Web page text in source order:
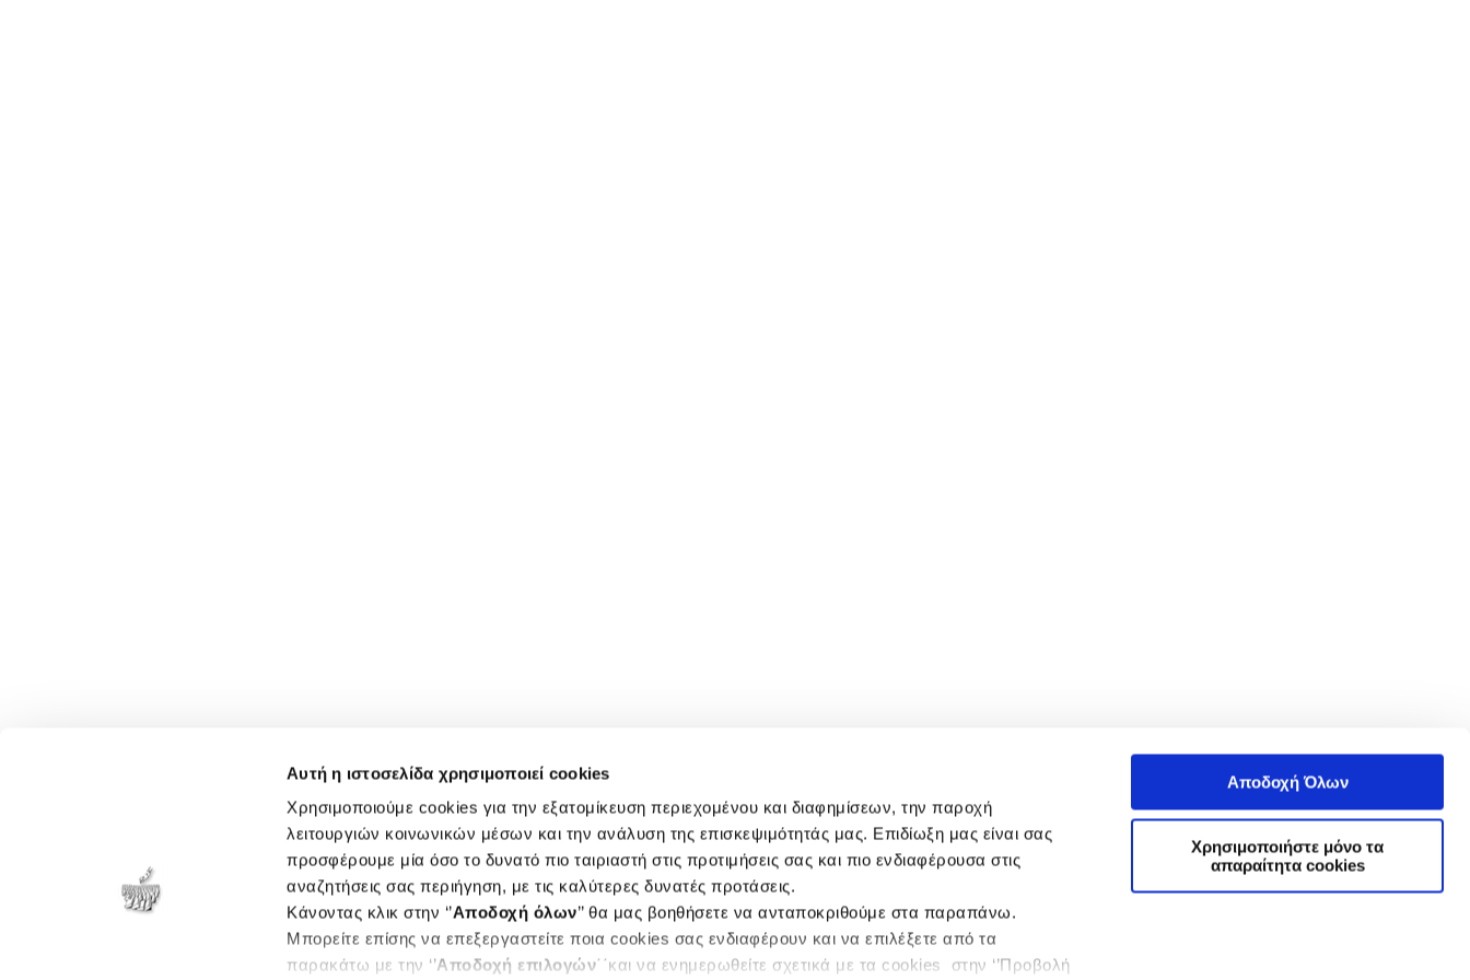
Αυτή η ιστοσελίδα χρησιμοποιεί cookies
Χρησιμοποιούμε cookies για την εξατομίκευση περιεχομένου και διαφημίσεων, την παροχή
λειτουργιών κοινωνικών μέσων και την ανάλυση της επισκεψιμότητάς μας. Επιδίωξη μας είναι σας
προσφέρουμε μία όσο το δυνατό πιο ταιριαστή στις προτιμήσεις σας και πιο ενδιαφέρουσα στις
αναζητήσεις σας περιήγηση, με τις καλύτερες δυνατές προτάσεις.
Κάνοντας κλικ στην ‘’Αποδοχή όλων’’ θα μας βοηθήσετε να ανταποκριθούμε στα παραπάνω.
Μπορείτε επίσης να επεξεργαστείτε ποια cookies σας ενδιαφέρουν και να επιλέξετε από τα
παρακάτω με την ‘’Αποδοχή επιλογών΄΄και να ενημερωθείτε σχετικά με τα cookies στην ‘’Προβολή
Αποδοχή Όλων
Χρησιμοποιήστε μόνο τα
απαραίτητα cookies